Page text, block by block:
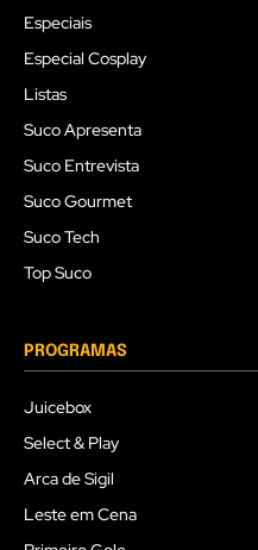
Especiais
Especial Cosplay
Listas
Suco Apresenta
Suco Entrevista
Suco Gourmet
Suco Tech
Top Suco
PROGRAMAS
Juicebox
Select & Play
Arca de Sigil
Leste em Cena